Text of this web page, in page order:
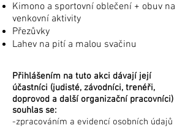
Kimono a sportovní oblečení + obuv na
venkovní aktivity
Přezůvky
Lahev na pití a malou svačinu
Přihlášením na tuto akci dávají její
účastníci (judisté, závodníci, trenéři,
doprovod a další organizační pracovníci)
souhlas se:
-zpracováním a evidencí osobních údajů